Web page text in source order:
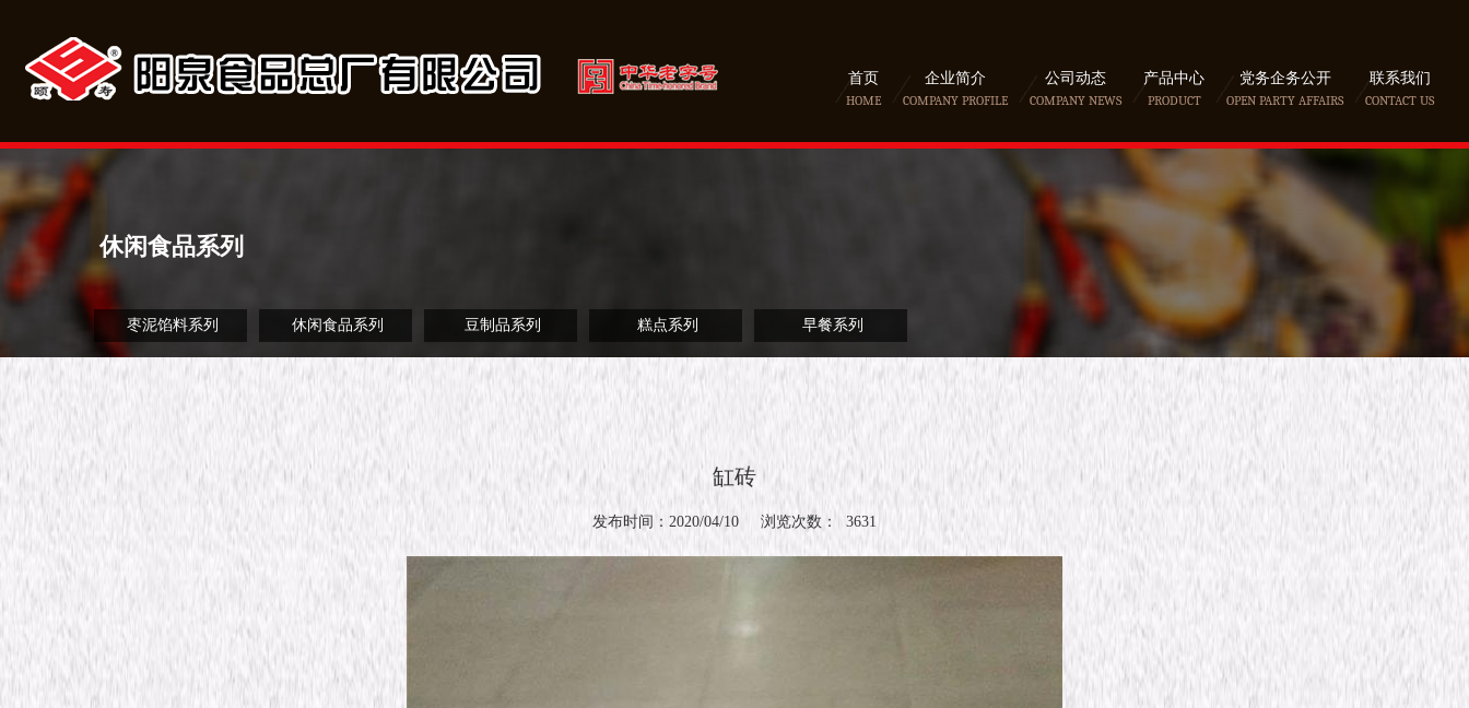
首页
HOME
企业简介
COMPANY PROFILE
公司动态
COMPANY NEWS
产品中心
PRODUCT
党务企务公开
OPEN PARTY AFFAIRS
联系我们
CONTACT US
休闲食品系列
枣泥馅料系列 休闲食品系列 豆制品系列 糕点系列 早餐系列
缸砖
发布时间：2020/04/10 浏览次数： 3631